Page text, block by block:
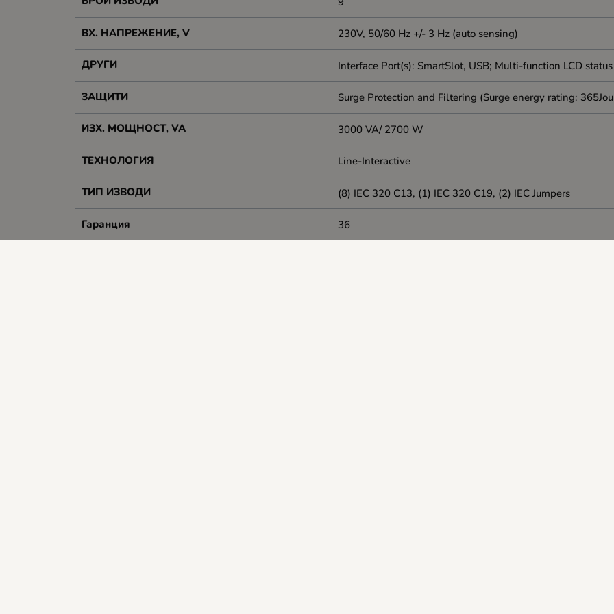
ВХ. НАПРЕЖЕНИЕ, V 230V, 50/60 Hz +/- 3 Hz (auto sensing)
ДРУГИ Interface Port(s): SmartSlot, USB; Multi-function LCD
ЗАЩИТИ Surge Protection and Filtering (Surge energy rating:
ИЗХ. МОЩНОСТ, VA 3000 VA/ 2700 W
ТЕХНОЛОГИЯ Line-Interactive
ТИП ИЗВОДИ (8) IEC 320 C13, (1) IEC 320 C19, (2) IEC Jumpers
Гаранция 36